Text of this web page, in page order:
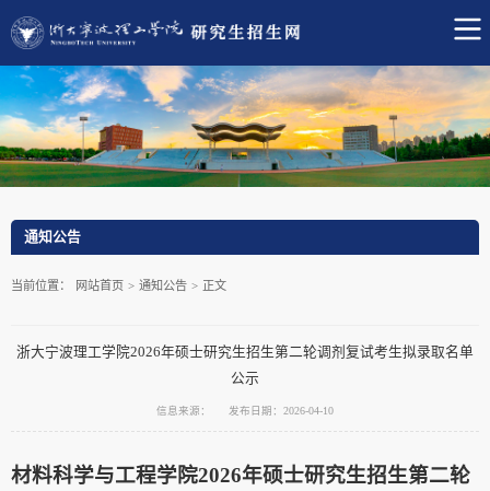
通知公告
当前位置： 网站首页 > 通知公告 > 正文
浙大宁波理工学院2026年硕士研究生招生第二轮调剂复试考生拟录取名单
公示
信息来源： 发布日期：2026-04-10
材料科学与工程学院2026年硕士研究生招生第二轮